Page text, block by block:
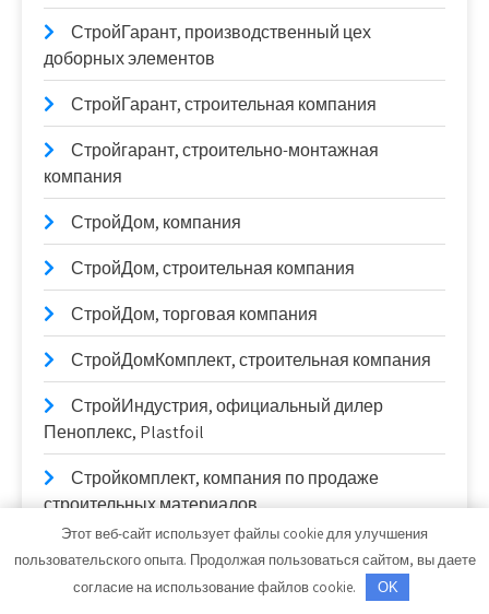
СтройГарант, производственный цех
доборных элементов
СтройГарант, строительная компания
Стройгарант, строительно-монтажная
компания
СтройДом, компания
СтройДом, строительная компания
СтройДом, торговая компания
СтройДомКомплект, строительная компания
СтройИндустрия, официальный дилер
Пеноплекс, Plastfoil
Стройкомплект, компания по продаже
строительных материалов
СтройКровРегион, производственный цех
Этот веб-сайт использует файлы cookie для улучшения
пользовательского опыта. Продолжая пользоваться сайтом, вы даете
согласие на использование файлов cookie.
OK